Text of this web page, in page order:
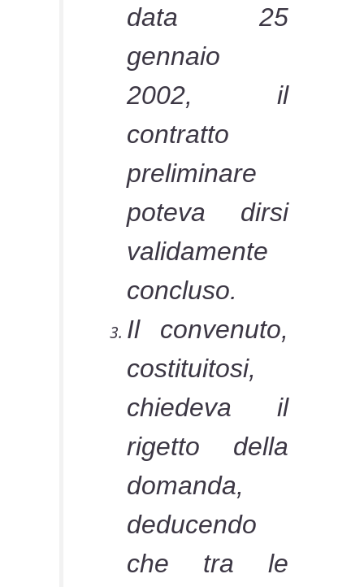
data 25
gennaio
2002, il
contratto
preliminare
poteva dirsi
validamente
concluso.
Il convenuto,
costituitosi,
chiedeva il
rigetto della
domanda,
deducendo
che tra le